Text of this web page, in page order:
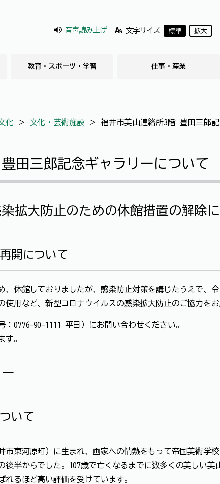
音声読み上げ 文字サイズ 標準 拡大
教育・スポーツ・学習 仕事・産業
化 ＞ 文化・芸術施設 ＞ 福井市美山連絡所3階 豊田三郎
田三郎記念ギャラリーについて
拡大防止のための休館措置の解除
開について
、休館しておりましたが、感染防止対策を講じたうえで、
使用など、新型コロナウイルスの感染拡大防止のご協力をお
0776-90-1111 平日）にお問い合わせください。
す。
いて
市東河原町）に生まれ、画家への情熱をもって帝国美術学
後半からでした。107歳で亡くなるまでに数多くの美しい美
るほど高い評価を受けています。